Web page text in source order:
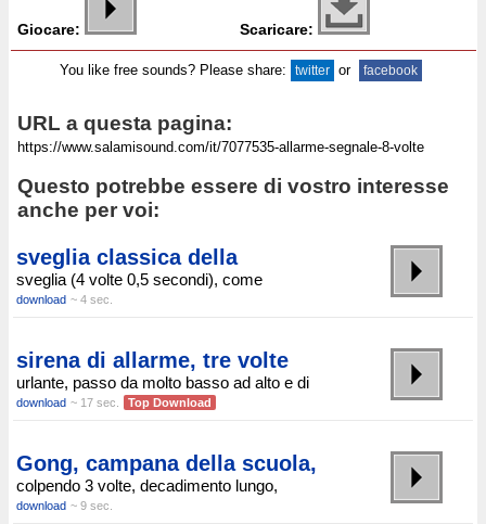
Giocare: Scaricare:
You like free sounds? Please share: twitter or facebook
URL a questa pagina:
Questo potrebbe essere di vostro interesse
anche per voi:
sveglia classica della
sveglia (4 volte 0,5 secondi), come
download ~ 4 sec.
sirena di allarme, tre volte
urlante, passo da molto basso ad alto e di
download ~ 17 sec. Top Download
Gong, campana della scuola,
colpendo 3 volte, decadimento lungo,
download ~ 9 sec.